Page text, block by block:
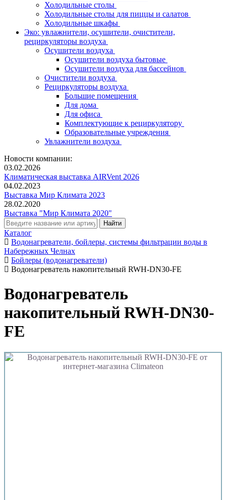
Холодильные столы
Холодильные столы для пиццы и салатов
Холодильные шкафы
Эко: увлажнители, осушители, очистители,
рециркуляторы воздуха
Осушители воздуха
Осушители воздуха бытовые
Осушители воздуха для бассейнов
Очистители воздуха
Рециркуляторы воздуха
Большие помещения
Для дома
Для офиса
Комплектующие к рециркулятору
Образовательные учреждения
Увлажнители воздуха
Новости компании:
03.02.2026
Климатическая выставка AIRVent 2026
04.02.2023
Выставка Мир Климата 2023
28.02.2020
Выставка "Мир Климата 2020"
Каталог
Водонагреватели, бойлеры, системы фильтрации воды в
Набережных Челнах
Бойлеры (водонагреватели)
Водонагреватель накопительный RWH-DN30-FE
Водонагреватель
накопительный RWH-DN30-
FE